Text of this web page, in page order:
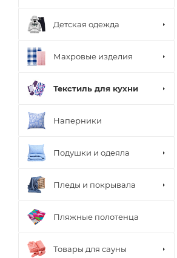
Детская одежда
Махровые изделия
Текстиль для кухни
Наперники
Подушки и одеяла
Пледы и покрывала
Пляжные полотенца
Товары для сауны